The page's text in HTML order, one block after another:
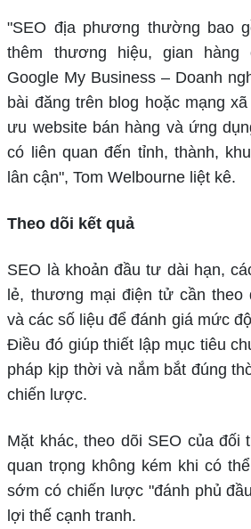
"SEO địa phương thường bao
thêm thương hiệu, gian hàng
Google My Business – Doanh
bài đăng trên blog hoặc mạng
ưu website bán hàng và ứng
có liên quan đến tỉnh, thành,
lân cận", Tom Welbourne liệt kê.
Theo dõi kết quả
SEO là khoản đầu tư dài hạn,
lẻ, thương mại điện tử cần theo
và các số liệu để đánh giá mức
Điều đó giúp thiết lập mục tiêu
pháp kịp thời và nắm bắt đúng
chiến lược.
Mặt khác, theo dõi SEO của đối
quan trọng không kém khi có
sớm có chiến lược "đánh phủ
lợi thế cạnh tranh.